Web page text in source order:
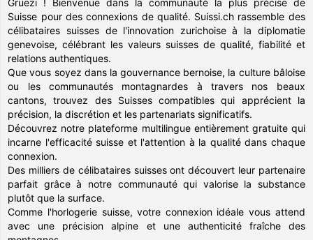
Suisse pour des connexions de qualité. Suissi.ch rassemble des
célibataires suisses de l'innovation zurichoise à la diplomatie
genevoise, célébrant les valeurs suisses de qualité, fiabilité et
relations authentiques.
Que vous soyez dans la gouvernance bernoise, la culture bâloise
ou les communautés montagnardes à travers nos beaux
cantons, trouvez des Suisses compatibles qui apprécient la
précision, la discrétion et les partenariats significatifs.
Découvrez notre plateforme multilingue entièrement gratuite qui
incarne l'efficacité suisse et l'attention à la qualité dans chaque
connexion.
Des milliers de célibataires suisses ont découvert leur partenaire
parfait grâce à notre communauté qui valorise la substance
plutôt que la surface.
Comme l'horlogerie suisse, votre connexion idéale vous attend
avec une précision alpine et une authenticité fraîche des